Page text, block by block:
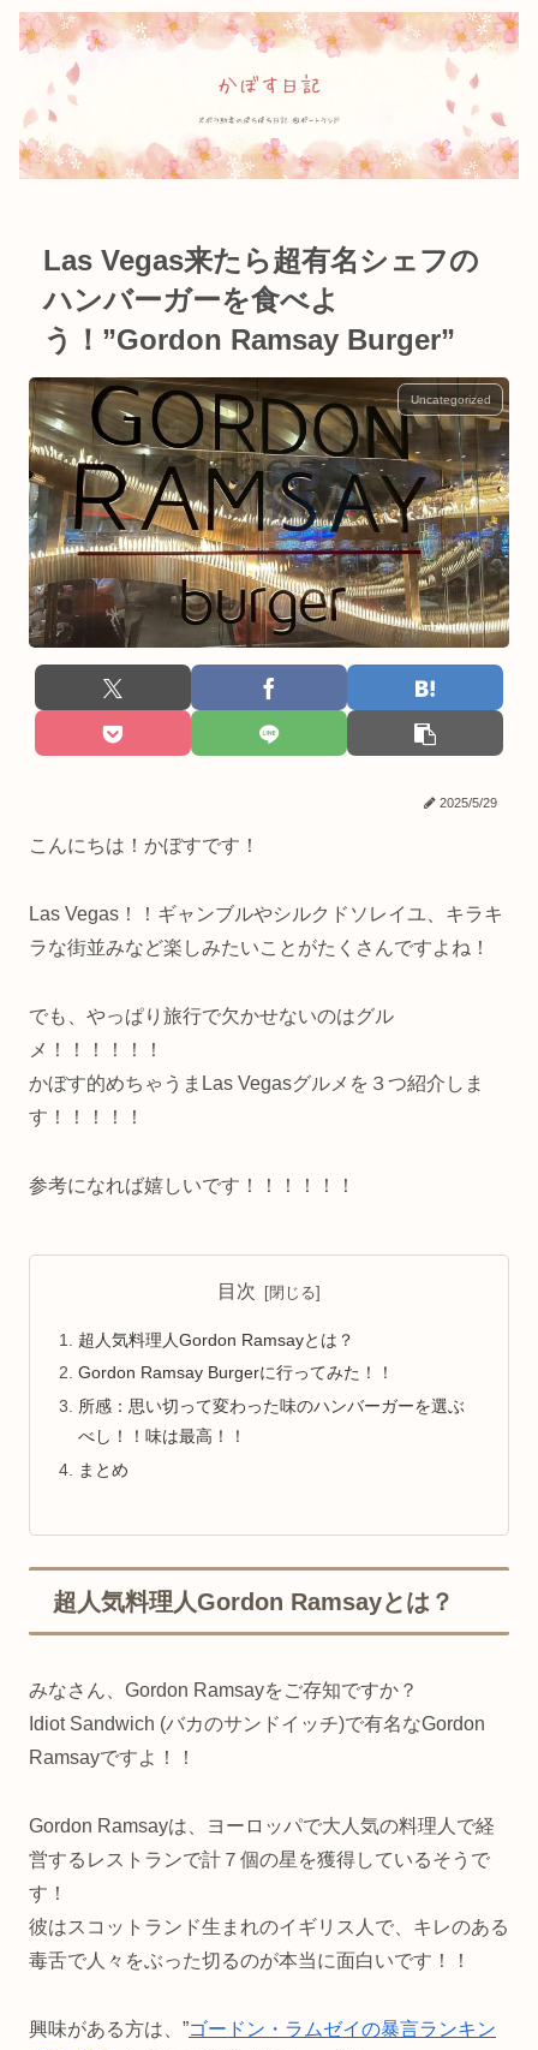
Las Vegas来たら超有名シェフの
ハンバーガーを食べよ
う！”Gordon Ramsay Burger”
Uncategorized
2025/5/29
こんにちは！かぼすです！
Las Vegas！！ギャンブルやシルクドソレイユ、キラキ
ラな街並みなど楽しみたいことがたくさんですよね！
でも、やっぱり旅行で欠かせないのはグル
メ！！！！！！
かぼす的めちゃうまLas Vegasグルメを３つ紹介しま
す！！！！！
参考になれば嬉しいです！！！！！！
目次
超人気料理人Gordon Ramsayとは？
Gordon Ramsay Burgerに行ってみた！！
所感：思い切って変わった味のハンバーガーを選ぶ
べし！！味は最高！！
まとめ
超人気料理人Gordon Ramsayとは？
みなさん、Gordon Ramsayをご存知ですか？
Idiot Sandwich (バカのサンドイッチ)で有名なGordon
Ramsayですよ！！
Gordon Ramsayは、ヨーロッパで大人気の料理人で経
営するレストランで計７個の星を獲得しているそうで
す！
彼はスコットランド生まれのイギリス人で、キレのある
毒舌で人々をぶった切るのが本当に面白いです！！
興味がある方は、”ゴードン・ラムゼイの暴言ランキン